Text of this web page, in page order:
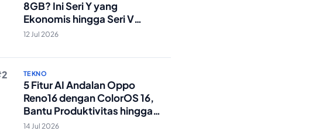
8GB? Ini Seri Y yang
Ekonomis hingga Seri V
Berstandar Militer!
12 Jul 2026
TEKNO
5 Fitur AI Andalan Oppo
Reno16 dengan ColorOS 16,
Bantu Produktivitas hingga
Edit Foto Lebih Praktis
14 Jul 2026